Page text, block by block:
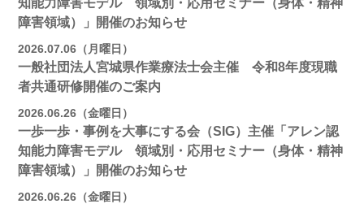
知能力障害モデル 領域別・応用セミナー（身体・精神
障害領域）」開催のお知らせ
2026.07.06（月曜日）
一般社団法人宮城県作業療法士会主催 令和8年度現職
者共通研修開催のご案内
2026.06.26（金曜日）
一歩一歩・事例を大事にする会（SIG）主催「アレン認
知能力障害モデル 領域別・応用セミナー（身体・精神
障害領域）」開催のお知らせ
2026.06.26（金曜日）